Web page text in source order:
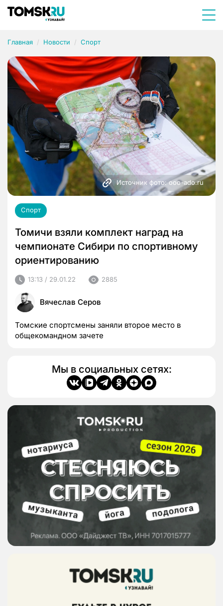
Главная Новости Спорт
Источник фото: ooo-ado.ru
Спорт
Томичи взяли комплект наград на
чемпионате Сибири по спортивному
ориентированию
13:13 / 29.01.22 2885
Вячеслав Серов
Томские спортсмены заняли второе место в
общекомандном зачете
Мы в социальных сетях: